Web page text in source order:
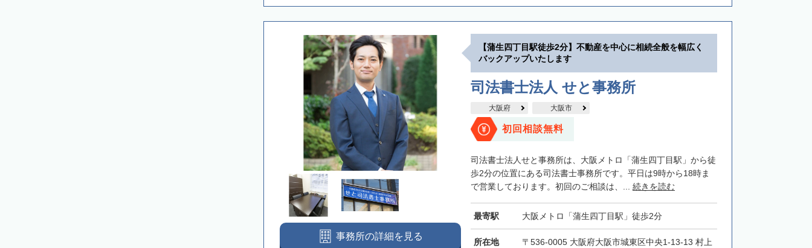
【蒲生四丁目駅徒歩2分】不動産を中心に相続全般を幅広く
バックアップいたします
司法書士法人 せと事務所
大阪府 大阪市
初回相談無料
司法書士法人せと事務所は、大阪メトロ「蒲生四丁目駅」から徒
歩2分の位置にある司法書士事務所です。平日は9時から18時ま
で営業しております。初回のご相談は、... 続きを読む
最寄駅 大阪メトロ「蒲生四丁目駅」徒歩2分
所在地
〒536-0005 大阪府大阪市城東区中央1-13-13 村上
事務所の詳細を見る